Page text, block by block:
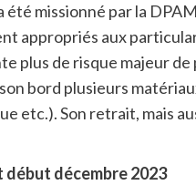
été missionné par la
appropriés aux
plus de risque majeur
bord plusieurs
etc.). Son retrait, mais
décembre 2023